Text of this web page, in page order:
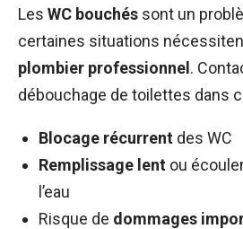
Les WC bouchés sont un
certaines situations
plombier professionnel.
débouchage de toilettes dans
Blocage récurrent des WC
Remplissage lent ou
l’eau
Risque de dommages